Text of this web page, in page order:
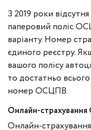
З 2019 роки
паперовий поліс
варіанту. Номер
єдиного реєстру.
вашого полісу
то достатньо
номер ОСЦПВ.
Онлайн-
Онлайн-